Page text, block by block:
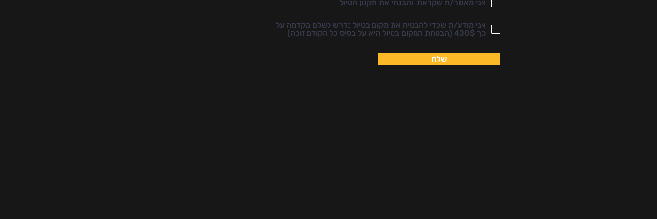
אני מאשר/ת שקראתי והבנתי את תקנון הטיול
אני מודע/ת שכדי להבטיח את מקום בטיול נדרש לשלם מקדמה על
סך 400$ (הבטחת המקום בטיול היא על בסיס כל הקודם זוכה)
שלח